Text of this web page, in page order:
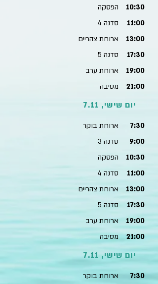
הפסקה
סדנה 4
ארוחת צהריים
סדנה 5
ארוחת ערב
מסיבה
10:30
11:00
13:00
17:30
19:00
21:00
יום שישי, 7.11
ארוחת בוקר
סדנה 3
הפסקה
סדנה 4
ארוחת צהריים
סדנה 5
ארוחת ערב
מסיבה
7:30
9:00
10:30
11:00
13:00
17:30
19:00
21:00
יום שישי, 7.11
ארוחת בוקר
7:30